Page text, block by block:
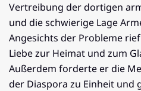
Vertreibung der dortigen
und die schwierige Lage
Angesichts der Probleme
Liebe zur Heimat und zum
Außerdem forderte er die
der Diaspora zu Einheit und